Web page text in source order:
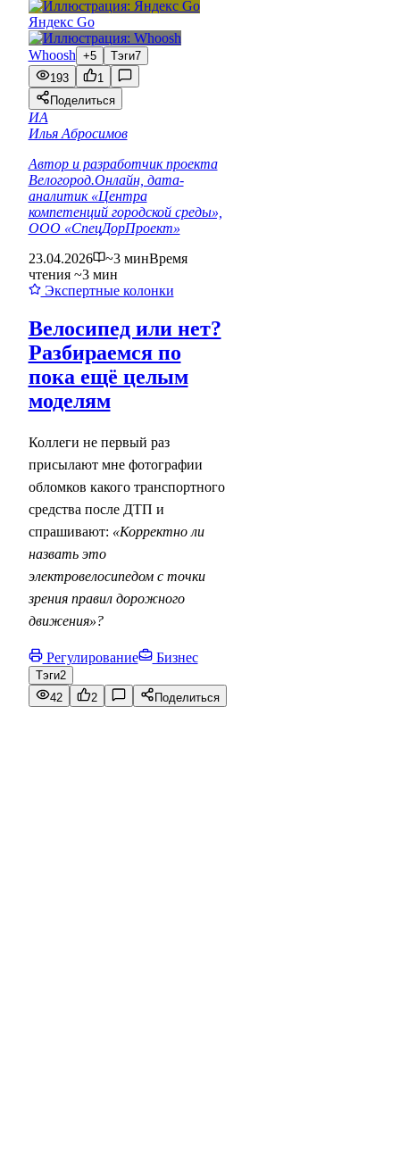
Яндекс Go
Whoosh +5 Тэги7
193
1
Поделиться
ИА
Илья Абросимов
Автор и разработчик проекта
Велогород.Онлайн, дата-
аналитик «Центра
компетенций городской среды»,
ООО «СпецДорПроект»
23.04.2026
~3 минВремя
чтения ~3 мин
Экспертные колонки
Велосипед или нет?
Разбираемся по
пока ещё целым
моделям
Коллеги не первый раз
присылают мне фотографии
обломков какого транспортного
средства после ДТП и
спрашивают: «Корректно ли
назвать это
электровелосипедом с точки
зрения правил дорожного
движения»?
Регулирование Бизнес
Тэги2
42
2 Поделиться